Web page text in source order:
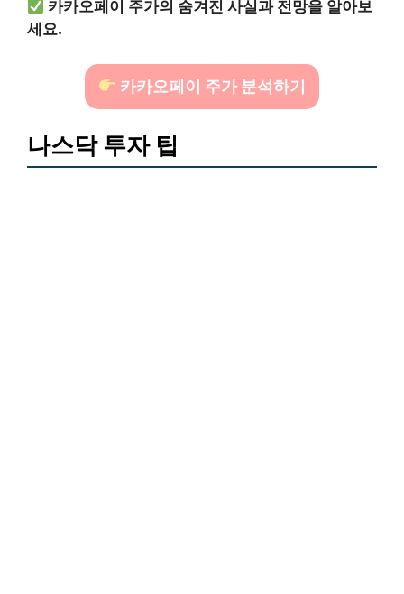
카카오페이 주가의 숨겨진 사실과 전망을 알아보
세요.
카카오페이 주가 분석하기
나스닥 투자 팁